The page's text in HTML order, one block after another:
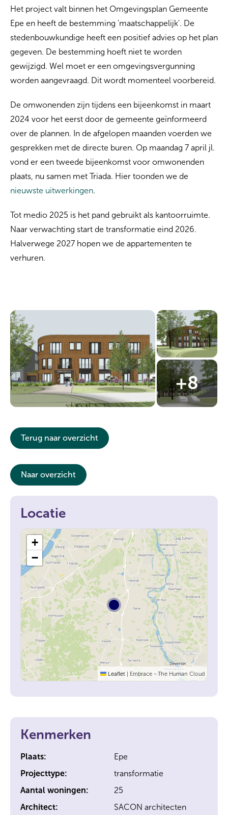
Het project valt binnen het Omgevingsplan Gemeente
Epe en heeft de bestemming 'maatschappelijk'. De
stedenbouwkundige heeft een positief advies op het plan
gegeven. De bestemming hoeft niet te worden
gewijzigd. Wel moet er een omgevingsvergunning
worden aangevraagd. Dit wordt momenteel voorbereid.
De omwonenden zijn tijdens een bijeenkomst in maart
2024 voor het eerst door de gemeente geïnformeerd
over de plannen. In de afgelopen maanden voerden we
gesprekken met de directe buren. Op maandag 7 april jl.
vond er een tweede bijeenkomst voor omwonenden
plaats, nu samen met Triada. Hier toonden we de
nieuwste uitwerkingen.
Tot medio 2025 is het pand gebruikt als kantoorruimte.
Naar verwachting start de transformatie eind 2026.
Halverwege 2027 hopen we de appartementen te
verhuren.
Terug naar overzicht
Naar overzicht
Locatie
+
−
Leaflet | Embrace - The Human Cloud
Kenmerken
Plaats:
Epe
Projecttype:
transformatie
Aantal woningen:
25
Architect:
SACON architecten